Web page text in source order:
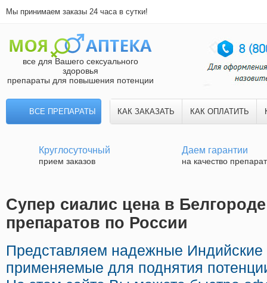
Мы принимаем заказы 24 часа в сутки!
все для Вашего сексуального
здоровья
препараты для повышения потенции
ВСЕ ПРЕПАРАТЫ КАК ЗАКАЗАТЬ КАК ОПЛАТИТЬ
Круглосуточный
прием заказов
Даем гарантии
на качество
Супер сиалис цена в
препаратов по России
Представляем надежные Индийские
применяемые для поднятия